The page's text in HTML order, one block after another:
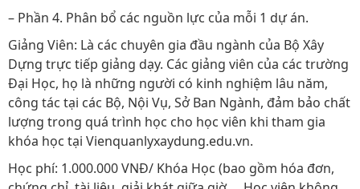
– Phần 4. Phân bổ các nguồn lực của mỗi 1 dự án.
Giảng Viên: Là các chuyên gia đầu ngành của Bộ Xây
Dựng trực tiếp giảng dạy. Các giảng viên của các trường
Đại Học, họ là những người có kinh nghiệm lâu năm,
công tác tại các Bộ, Nội Vụ, Sở Ban Ngành, đảm bảo chất
lượng trong quá trình học cho học viên khi tham gia
khóa học tại Vienquanlyxaydung.edu.vn.
Học phí: 1.000.000 VNĐ/ Khóa Học (bao gồm hóa đơn,